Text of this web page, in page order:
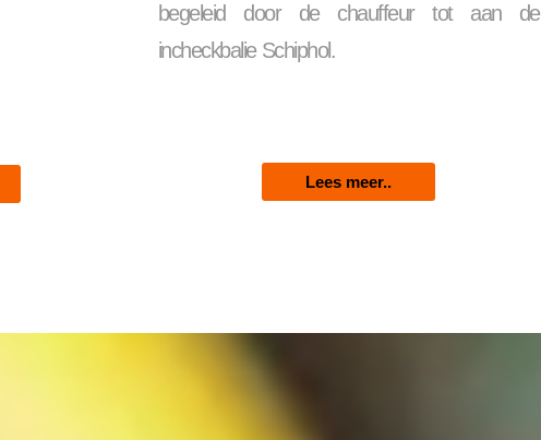
begeleid door de chauffeur tot aan de
incheckbalie Schiphol.
Lees meer..